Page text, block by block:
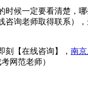
时候一定要看清楚，
咨询老师取得联系）
刻 【在线咨询】 ， 南
网范老师）